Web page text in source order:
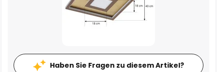
Haben Sie Fragen zu diesem Artikel?